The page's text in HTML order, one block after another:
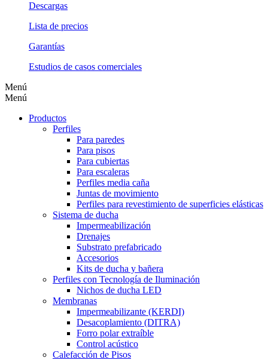
Descargas
Lista de precios
Garantías
Estudios de casos comerciales
Menú
Menú
Productos
Perfiles
Para paredes
Para pisos
Para cubiertas
Para escaleras
Perfiles media caña
Juntas de movimiento
Perfiles para revestimiento de superficies elásticas
Sistema de ducha
Impermeabilización
Drenajes
Substrato prefabricado
Accesorios
Kits de ducha y bañera
Perfiles con Tecnología de Iluminación
Nichos de ducha LED
Membranas
Impermeabilizante (KERDI)
Desacoplamiento (DITRA)
Forro polar extraíble
Control acústico
Calefacción de Pisos